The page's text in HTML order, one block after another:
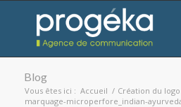
Blog
Vous êtes ici : Accueil / Création du
marquage-microperfore_indian-